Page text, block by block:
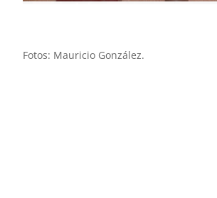
Fotos: Mauricio González.